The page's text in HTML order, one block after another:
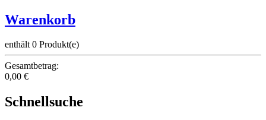
Warenkorb
enthält 0 Produkt(e)
Gesamtbetrag:
0,00 €
Schnellsuche